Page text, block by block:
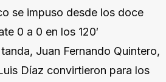
se impuso desde los doce
0 a 0 en los 120′
Juan Fernando Quintero,
Díaz convirtieron para los